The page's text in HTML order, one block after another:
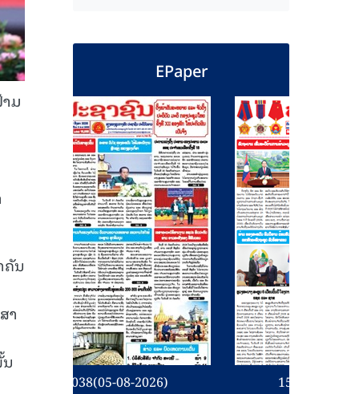
ມ
ຄັນ
າ
EPaper
15.037(04-08-2026)